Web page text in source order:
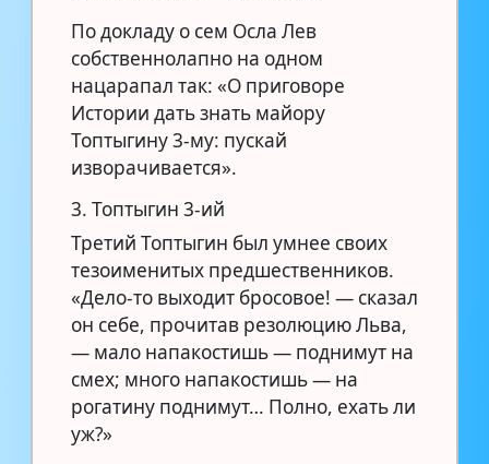
По докладу о сем Осла Лев
собственнолапно на одном
нацарапал так: «О приговоре
Истории дать знать майору
Топтыгину 3-му: пускай
изворачивается».
3. Топтыгин 3-ий
Третий Топтыгин был умнее своих
тезоименитых предшественников.
«Дело-то выходит бросовое! — сказал
он себе, прочитав резолюцию Льва,
— мало напакостишь — поднимут на
смех; много напакостишь — на
рогатину поднимут… Полно, ехать ли
уж?»